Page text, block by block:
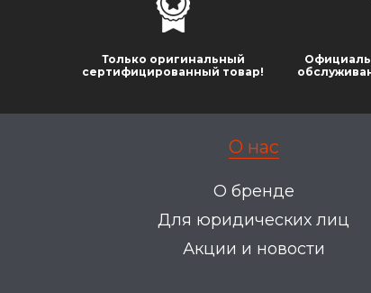
Только оригинальный
сертифицированный товар!
О нас
О бренде
Для юридических лиц
Акции и новости